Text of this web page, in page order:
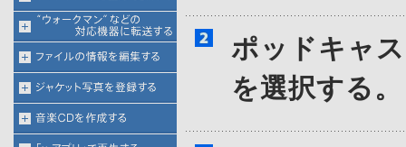
ポッドキャ
を選択する。